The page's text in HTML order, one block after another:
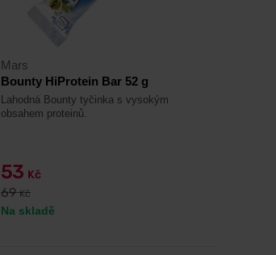
Mars
Bounty HiProtein Bar 52 g
Lahodná Bounty tyčinka s vysokým
obsahem proteinů.
53 Kč
69Kč
Na skladě